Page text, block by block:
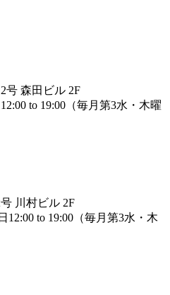
号 森田ビル 2F
to 19:00（毎月第3水・木曜
川村ビル 2F
12:00 to 19:00（毎月第3水・木